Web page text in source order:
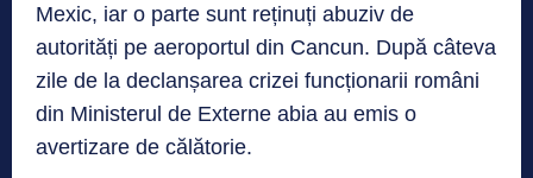
Mexic, iar o parte sunt reținuți abuziv de
autorități pe aeroportul din Cancun. După câteva
zile de la declanșarea crizei funcționarii români
din Ministerul de Externe abia au emis o
avertizare de călătorie.